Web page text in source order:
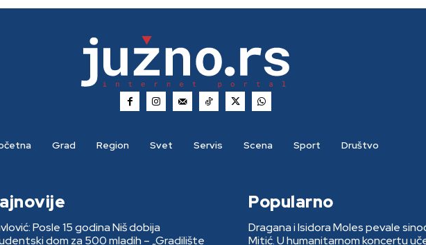
Grad Region Svet Servis Scena Sport Društvo
Posle 15 godina Niš dobija
dom za 500 mladih – „Gradilište
Popularno
Dragana i Isidora Moles pevale
Mitić. U humanitarnom koncertu